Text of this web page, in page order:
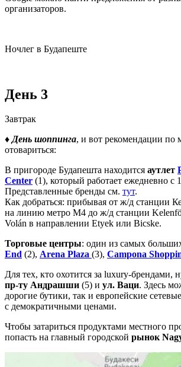
организаторов.
Ночлег в Будапеште
День 3
Завтрак
♦ День шоппинга, и вот рекомендации по
отовариться:
В пригороде Будапешта находится аутлет
Center (1), который работает ежедневно с
Представленные бренды см. тут.
Как добраться: прибывая от ж/д станции
на линию метро M4 до ж/д станции
Volán в направлении Etyek или Bicske.
Торговые центры: один из самых
End (2), Arena Plaza (3), Campona
Для тех, кто охотится за luxury-брендами,
пр-ту Андрашши (5) и ул. Ваци. Здесь
дорогие бутики, так и европейские
с демократичными ценами.
Чтобы затариться продуктами местного
попасть на главный городской рынок